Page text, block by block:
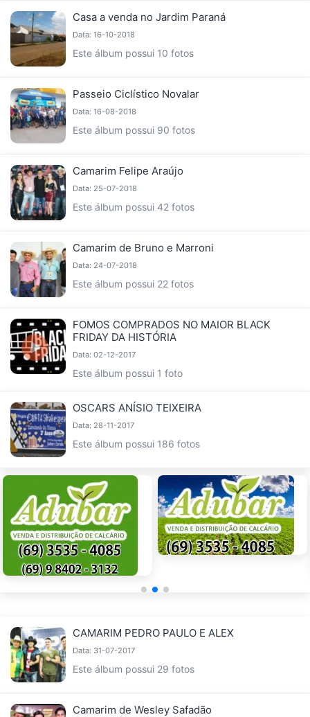
Casa a venda no Jardim Paraná
Data: 16-10-2018
Este álbum possui 10 fotos
Passeio Ciclístico Novalar
Data: 16-08-2018
Este álbum possui 90 fotos
Camarim Felipe Araújo
Data: 25-07-2018
Este álbum possui 42 fotos
Camarim de Bruno e Marroni
Data: 24-07-2018
Este álbum possui 22 fotos
FOMOS COMPRADOS NO MAIOR BLACK
FRIDAY DA HISTÓRIA
Data: 02-12-2017
Este álbum possui 1 foto
OSCARS ANÍSIO TEIXEIRA
Data: 28-11-2017
Este álbum possui 186 fotos
CAMARIM PEDRO PAULO E ALEX
Data: 31-07-2017
Este álbum possui 29 fotos
Camarim de Wesley Safadão